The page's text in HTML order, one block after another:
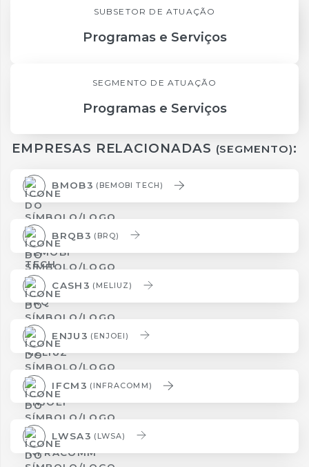
SUBSETOR DE ATUAÇÃO
Programas e Serviços
SEGMENTO DE ATUAÇÃO
Programas e Serviços
EMPRESAS RELACIONADAS (SEGMENTO):
BMOB3 (BEMOBI TECH)
BRQB3 (BRQ)
CASH3 (MELIUZ)
ENJU3 (ENJOEI)
IFCM3 (INFRACOMM)
LWSA3 (LWSA)